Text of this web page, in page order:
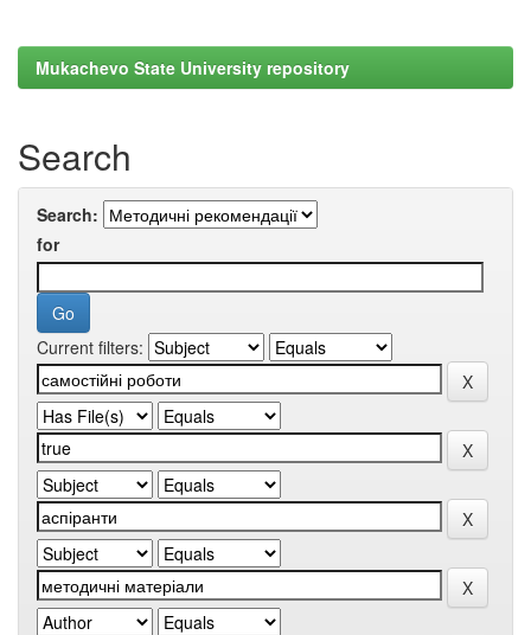
Mukachevo State University repository
Search
Search:
for
Current filters: